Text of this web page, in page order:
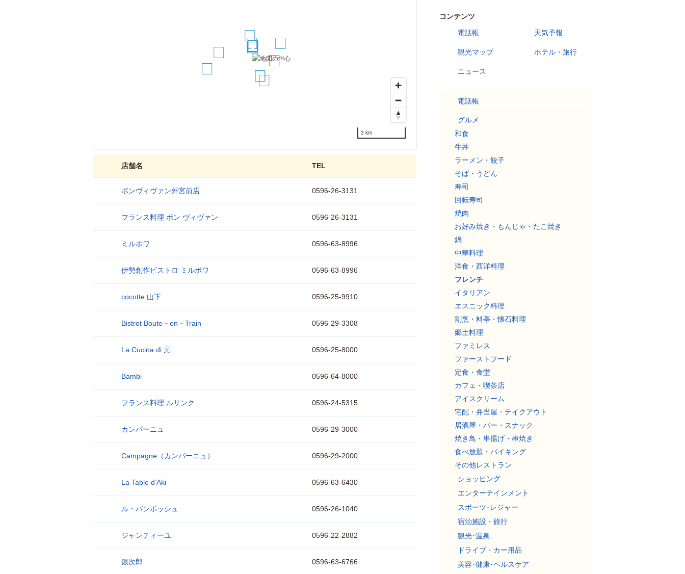
1
2
3
4
5
6
7
8
10
11
12
3 km
店舗名 TEL
ボンヴィヴァン外宮前店 0596-26-3131
フランス料理 ボン ヴィヴァン 0596-26-3131
ミルポワ 0596-63-8996
伊勢創作ビストロ ミルポワ 0596-63-8996
cocotte 山下 0596-25-9910
Bistrot Boute－en－Train 0596-29-3308
La Cucina di 元 0596-25-8000
Bambi 0596-64-8000
フランス料理 ルサンク 0596-24-5315
カンパーニュ 0596-29-3000
Campagne（カンパーニュ） 0596-29-2000
La Table d’Aki 0596-63-6430
ル・バンボッシュ 0596-26-1040
ジャンティーユ 0596-22-2882
銀次郎 0596-63-6766
コンテンツ
電話帳
天気予報
観光マップ ホテル・旅行
ニュース
電話帳
グルメ
和食
牛丼
ラーメン・餃子
そば・うどん
寿司
回転寿司
焼肉
お好み焼き・もんじゃ・たこ焼き
鍋
中華料理
洋食・西洋料理
フレンチ
イタリアン
エスニック料理
割烹・料亭・懐石料理
郷土料理
ファミレス
ファーストフード
定食・食堂
カフェ・喫茶店
アイスクリーム
宅配・弁当屋・テイクアウト
居酒屋・バー・スナック
焼き鳥・串揚げ・串焼き
食べ放題・バイキング
その他レストラン
ショッピング
エンターテインメント
スポーツ･レジャー
宿泊施設・旅行
観光･温泉
ドライブ・カー用品
美容･健康･ヘルスケア